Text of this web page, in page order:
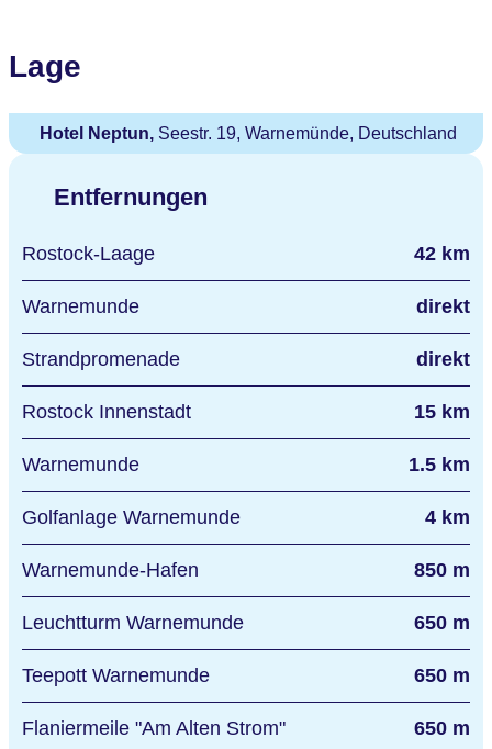
Lage
Hotel Neptun, Seestr. 19, Warnemünde, Deutschland
Entfernungen
Rostock-Laage 42 km
Warnemunde direkt
Strandpromenade direkt
Rostock Innenstadt 15 km
Warnemunde 1.5 km
Golfanlage Warnemunde 4 km
Warnemunde-Hafen 850 m
Leuchtturm Warnemunde 650 m
Teepott Warnemunde 650 m
Flaniermeile "Am Alten Strom" 650 m